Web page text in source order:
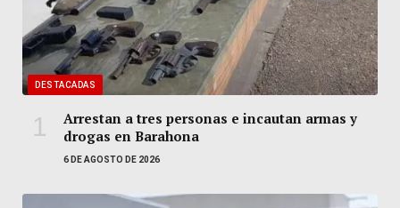
DESTACADAS
Arrestan a tres personas e incautan armas y
drogas en Barahona
6 DE AGOSTO DE 2026